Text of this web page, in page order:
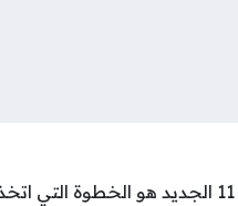
تحديث ويندوز 11 الجديد هو